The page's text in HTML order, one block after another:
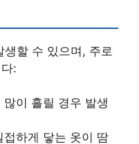
할 수 있으며, 주로
:
많이 흘릴 경우 발생
접하게 닿는 옷이 땀